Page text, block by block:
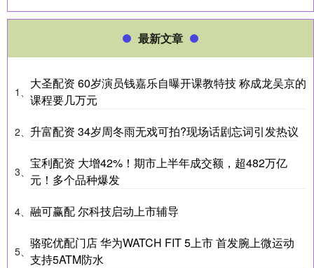
最新文章
1、
大圣配资 60岁演员钱嘉乐自曝开课教特技 称成龙吴京的
课程要几万元
2、 升富配资 34岁周冬雨无戏可拍?现场话剧忘词引发热议
3、
宝利配资 大增42%！期市上半年成交额，超482万亿
元！多个品种爆发
4、 融可赢配 尔科技启动上市辅导
5、
骆驼优配门店 华为WATCH FIT 5上市 首发腕上微运动
支持5ATM防水